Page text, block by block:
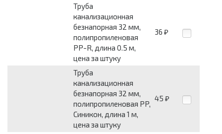
Труба
канализационная
безнапорная 32 мм,
полипропиленовая
PP-R, длина 0.5 м,
цена за штуку
36 ₽
Труба
канализационная
безнапорная 32 мм,
полипропиленовая PP,
Синикон, длина 1 м,
цена за штуку
45 ₽